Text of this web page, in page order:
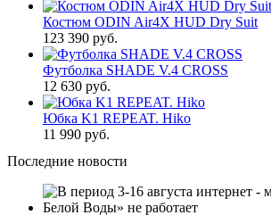
Костюм ODIN Air4X HUD Dry Suit
123 390 руб.
Футболка SHADE V.4 CROSS
12 630 руб.
Юбка K1 REPEAT. Hiko
11 990 руб.
Последние новости